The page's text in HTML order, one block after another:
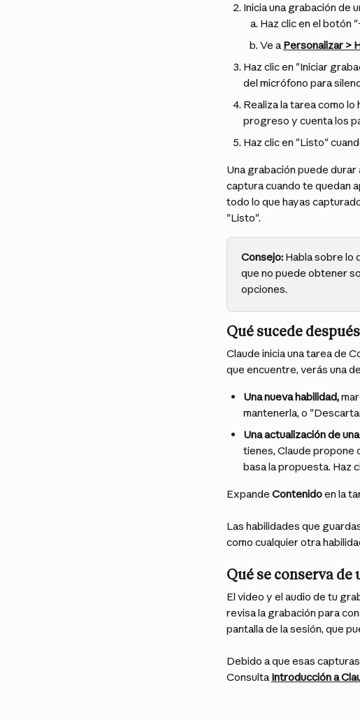
Inicia una grabación de
Haz clic en el botón
Ve a Personalizar >
Haz clic en "Iniciar
del micrófono para
Realiza la tarea como
progreso y cuenta los
Haz clic en "Listo"
Una grabación puede durar
captura cuando te quedan
todo lo que hayas
"Listo".
Consejo: Habla sobre lo
que no puede obtener
opciones.
Qué sucede
Claude inicia una tarea de
que encuentre, verás una
Una nueva habilidad,
mantenerla, o
Una actualización de
tienes, Claude propone
basa la propuesta. Haz
Expande Contenido en la
Las habilidades que
como cualquier otra
Qué se conserva de
El video y el audio de tu
revisa la grabación para
pantalla de la sesión, que
Debido a que esas
Consulta Introducción a